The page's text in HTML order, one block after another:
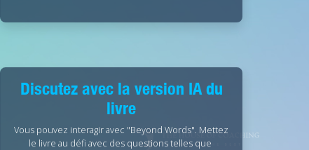
Discutez avec la version IA du
livre
Vous pouvez interagir avec "Beyond Words". Mettez
le livre au défi avec des questions telles que